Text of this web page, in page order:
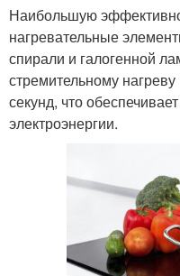
Наибольшую
нагревательные
спирали и галогенной
стремительному
секунд, что
электроэнергии.